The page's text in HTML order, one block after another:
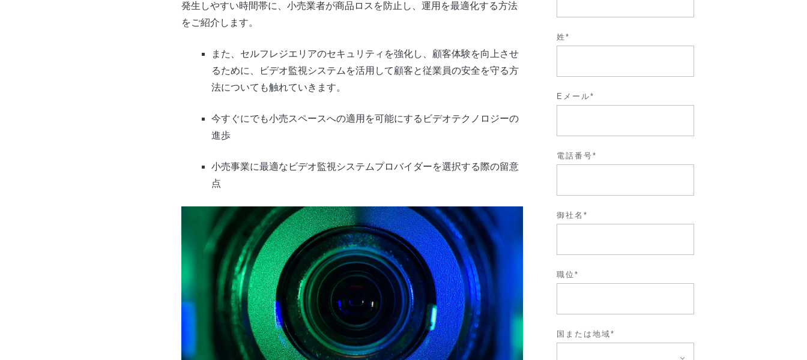
発生しやすい時間帯に、小売業者が商品ロスを防止し、運用を最適化する方法
をご紹介します。
また、セルフレジエリアのセキュリティを強化し、顧客体験を向上させ
るために、ビデオ監視システムを活用して顧客と従業員の安全を守る方
法についても触れていきます。
今すぐにでも小売スペースへの適用を可能にするビデオテクノロジーの
進歩
小売事業に最適なビデオ監視システムプロバイダーを選択する際の留意
点
姓*
Eメール*
電話番号*
御社名*
職位​*
国または地域*